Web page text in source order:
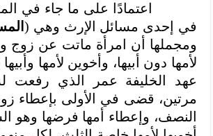
اعتمادًا على ما جاء في
في إحدى مسائل الإرث وهي (
ومجملها أن امرأة ماتت عن زوج
لأمها دون أبيها، وأخوين لأمها
عهد الخليفة عمر الذي رفعت
مرتين، قضى في الأولى بإعطاء
النصف، وإعطاء أمها فرضها وهو